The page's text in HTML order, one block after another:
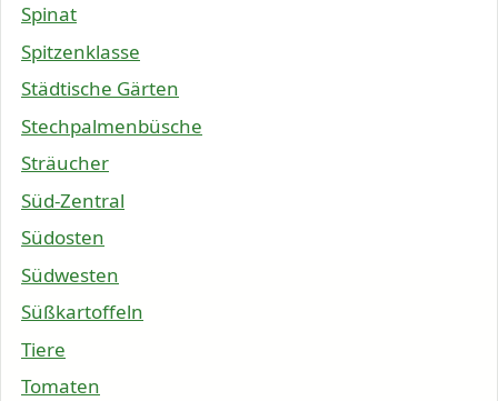
Spinat
Spitzenklasse
Städtische Gärten
Stechpalmenbüsche
Sträucher
Süd-Zentral
Südosten
Südwesten
Süßkartoffeln
Tiere
Tomaten